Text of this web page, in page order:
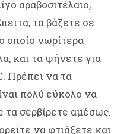
αραβοσιτέλαιο,
τα βάζετε σε
οποίο νωρίτερα
και τα ψήνετε για
Πρέπει να τα
πολύ εύκολο να
τα σερβίρετε αμέσως.
να φτιάξετε και